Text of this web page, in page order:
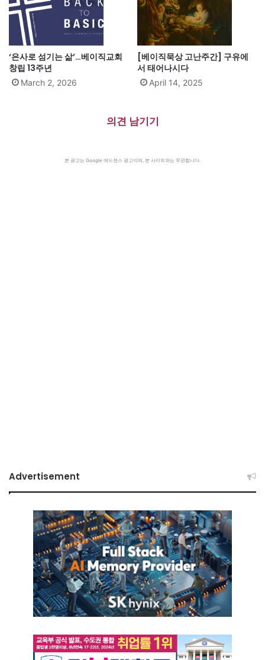
‘은사로 섬기는 삶’…베이직교회
창립 13주년
March 2, 2026
[베이직묵상 고난주간] 구유에
서 태어나시다
April 14, 2025
의견 남기기
본 광고는 Google 애드센스 광고이며, 본 사이트와는 무관합니다.
Advertisement